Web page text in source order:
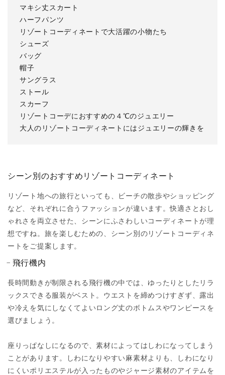
マキシ丈スカート
ハーフパンツ
リゾートコーディネートで大活躍の小物たち
シューズ
バッグ
帽子
サングラス
ストール
スカーフ
リゾートコーデにおすすめの４℃のジュエリー
大人のリゾートコーディネートにはジュエリーの輝きを
シーン別のおすすめリゾートコーディネート
リゾート地への旅行といっても、ビーチの散歩やショッピング
など、それぞれに合うファッションが違います。快適さとおし
ゃれさを両立させた、シーンにふさわしいコーディネートが理
想ですね。旅を楽しむための、シーン別のリゾートコーディネ
ートをご提案します。
飛行機内
長時間動きが制限される飛行機の中では、ゆったりとしたリラ
ックスできる服装がベスト。ウエストを締めつけすぎず、露出
や冷えを気にしなくてよいロング丈のボトムスやワンピースを
選びましょう。
座りっぱなしになるので、素材によってはしわになってしまう
ことがあります。しわになりやすい麻素材よりも、しわになり
にくいポリエステルが入ったものやジャージ素材のアイテムを